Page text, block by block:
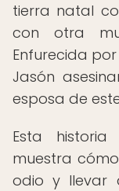
tierra natal
con otra
Enfurecida
Jasón
esposa de
Esta
muestra
odio y llevar